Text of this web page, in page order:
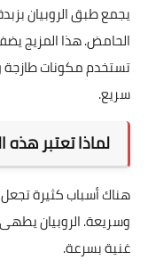
يجمع طبق الروبيان
الحامض. هذا المزيج
تستخدم مكونات طازجة
سريع.
لماذا تعتبر
هناك أسباب كثيرة
وسريعة. الروبيان
غنية بسرعة.